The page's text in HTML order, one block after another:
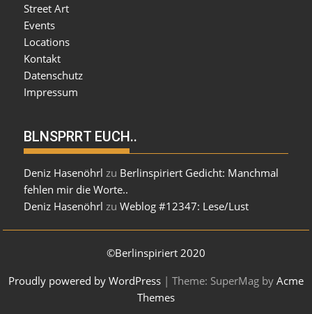
Street Art
Events
Locations
Kontakt
Datenschutz
Impressum
BLNSPRRT EUCH..
Deniz Hasenöhrl zu Berlinspiriert Gedicht: Manchmal
fehlen mir die Worte..
Deniz Hasenöhrl zuWeblog #12347: Lese/Lust
©Berlinspiriert 2020
Proudly powered by WordPress | Theme: SuperMag by Acme
Themes